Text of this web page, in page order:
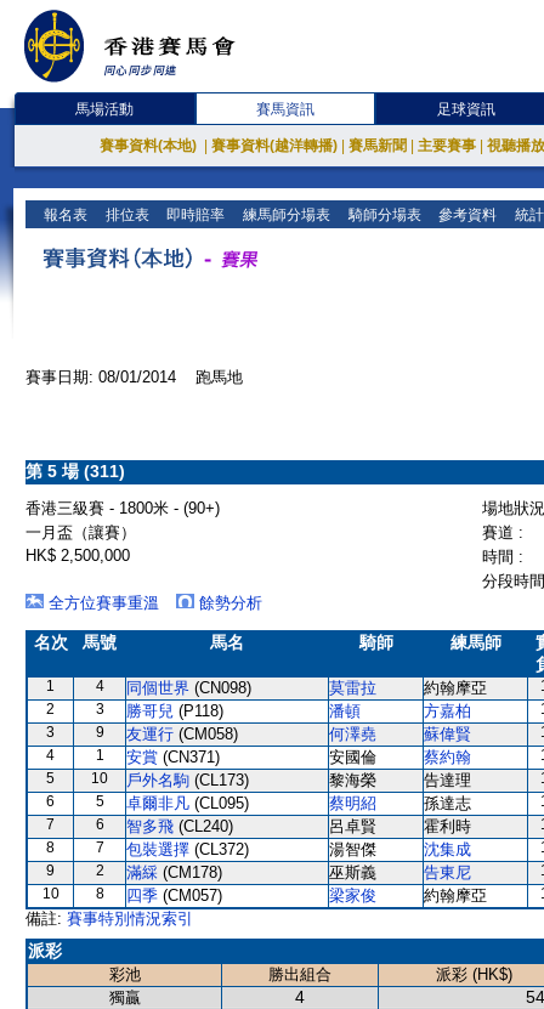
馬場活動 賽馬資訊 足球資訊
賽事資料(本地) 賽事資料(越洋轉播) 賽馬新聞 主要賽事 視聽播
報名表 排位表 即時賠率 練馬師分場表 騎師分場表 參考資料 統
賽事日期: 08/01/2014 跑馬地
第 5 場 (311)
香港三級賽 - 1800米 - (90+)
場地狀
一月盃（讓賽）
賽道 :
HK$ 2,500,000
時間 :
分段時
全方位賽事重溫
餘勢分析
名次 馬號 馬名 騎師 練馬師
1 4 同個世界 (CN098) 莫雷拉 約翰摩亞
2
3 勝哥兒 (P118) 潘頓 方嘉柏
3
9 友運行 (CM058) 何澤堯 蘇偉賢
4
1 安賞 (CN371) 安國倫 蔡約翰
5
10 戶外名駒 (CL173) 黎海榮 告達理
6
5 卓爾非凡 (CL095) 蔡明紹 孫達志
7
6 智多飛 (CL240) 呂卓賢 霍利時
8
7 包裝選擇 (CL372) 湯智傑 沈集成
9
2 滿綵 (CM178) 巫斯義 告東尼
10
8 四季 (CM057) 梁家俊 約翰摩亞
備註: 賽事特別情況索引
派彩
彩池 勝出組合
派彩 (HK$)
獨贏
4